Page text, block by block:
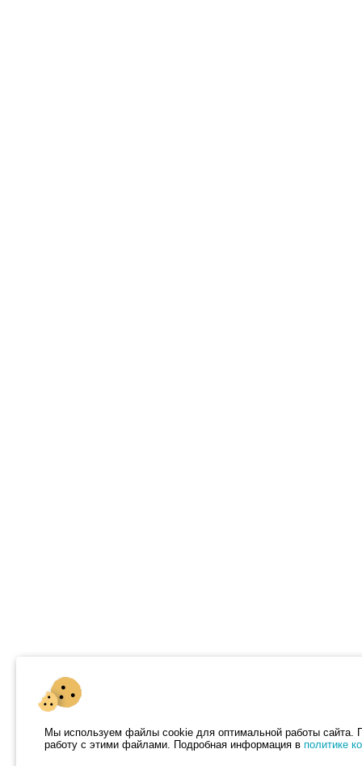
Мы используем файлы cookie для оптимальной работы сайта.
работу с этими файлами. Подробная информация в политике